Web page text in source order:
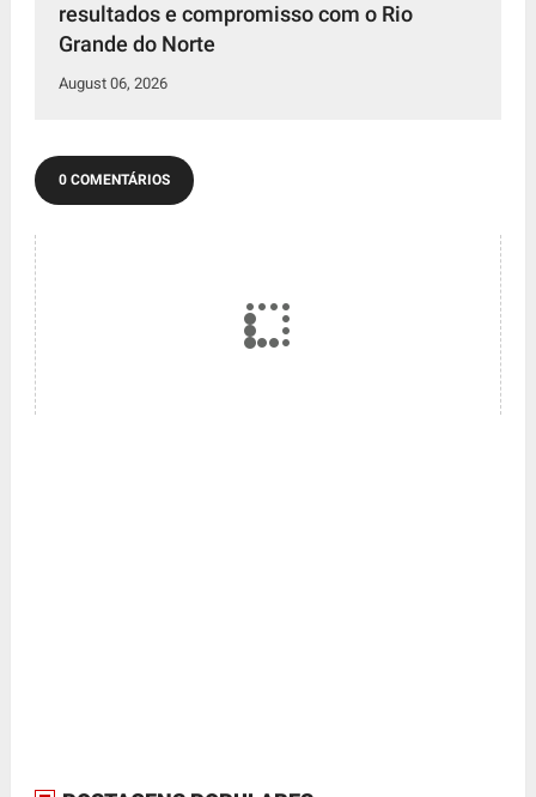
resultados e compromisso com o Rio
Grande do Norte
August 06, 2026
0 COMENTÁRIOS